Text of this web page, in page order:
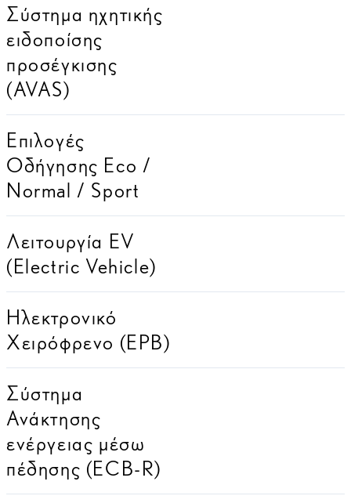
Σύστημα ηχητικής
ειδοποίσης
προσέγκισης
(AVAS)
Επιλογές
Οδήγησης Eco /
Normal / Sport
Λειτουργία EV
(Electric Vehicle)
Ηλεκτρονικό
Χειρόφρενο (EPB)
Σύστημα
Ανάκτησης
ενέργειας μέσω
πέδησης (ECB-R)